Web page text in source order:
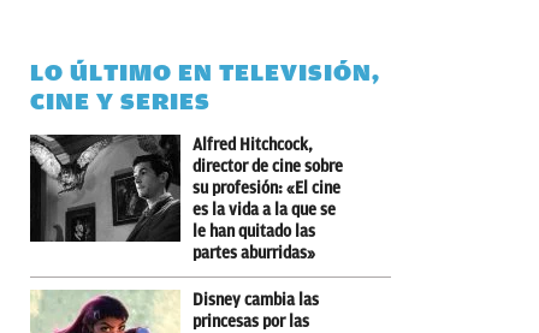
LO ÚLTIMO EN TELEVISIÓN,
CINE Y SERIES
Alfred Hitchcock,
director de cine sobre
su profesión: «El cine
es la vida a la que se
le han quitado las
partes aburridas»
Disney cambia las
princesas por las